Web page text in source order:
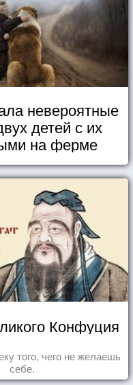
невероятные
детей с их
на ферме
Конфуция
того, чего не желаешь
себе.